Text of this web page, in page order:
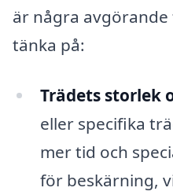
är några
tänka på:
Trädets storlek
eller specifika
mer tid och
för beskärning,